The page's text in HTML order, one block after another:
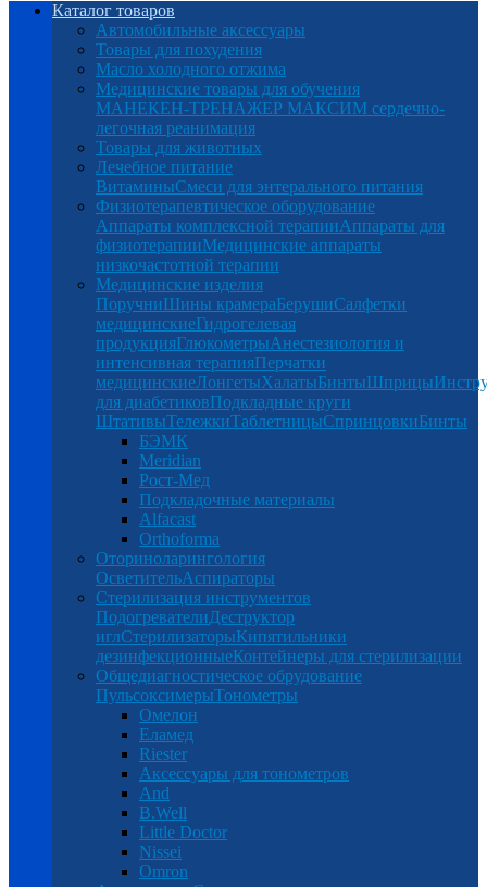
Каталог товаров
Автомобильные аксессуары
Товары для похудения
Масло холодного отжима
Медицинские товары для обучения
МАНЕКЕН-ТРЕНАЖЕР МАКСИМ сердечно-
легочная реанимация
Товары для животных
Лечебное питание
ВитаминыСмеси для энтерального питания
Физиотерапевтическое оборудование
Аппараты комплексной терапииАппараты для
физиотерапииМедицинские аппараты
низкочастотной терапии
Медицинские изделия
ПоручниШины крамераБерушиСалфетки
медицинскиеГидрогелевая
продукцияГлюкометрыАнестезиология и
интенсивная терапияПерчатки
медицинскиеЛонгетыХалатыБинтыШприцы
для диабетиковПодкладные круги
ШтативыТележкиТаблетницыСпринцовкиБинты
БЭМК
Meridian
Рост-Мед
Подкладочные материалы
Alfacast
Orthoforma
Оториноларингология
ОсветительАспираторы
Стерилизация инструментов
ПодогревателиДеструктор
иглСтерилизаторыКипятильники
дезинфекционныеКонтейнеры для стерилизации
Общедиагностическое обрудование
ПульсоксимерыТонометры
Омелон
Еламед
Riester
Аксессуары для тонометров
And
B.Well
Little Doctor
Nissei
Omron